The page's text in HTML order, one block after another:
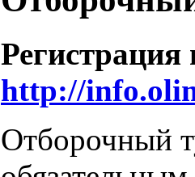
http://
Отборочный